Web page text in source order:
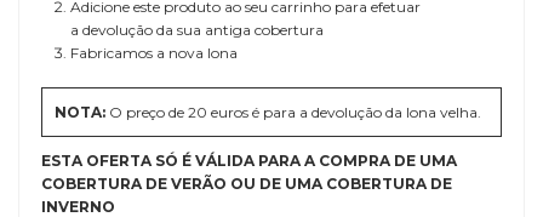
Adicione este produto ao seu carrinho para efetuar
a devolução da sua antiga cobertura
Fabricamos a nova lona
NOTA: O preço de 20 euros é para a devolução da lona velha.
ESTA OFERTA SÓ É VÁLIDA PARA A COMPRA DE UMA
COBERTURA DE VERÃO OU DE UMA COBERTURA DE
INVERNO